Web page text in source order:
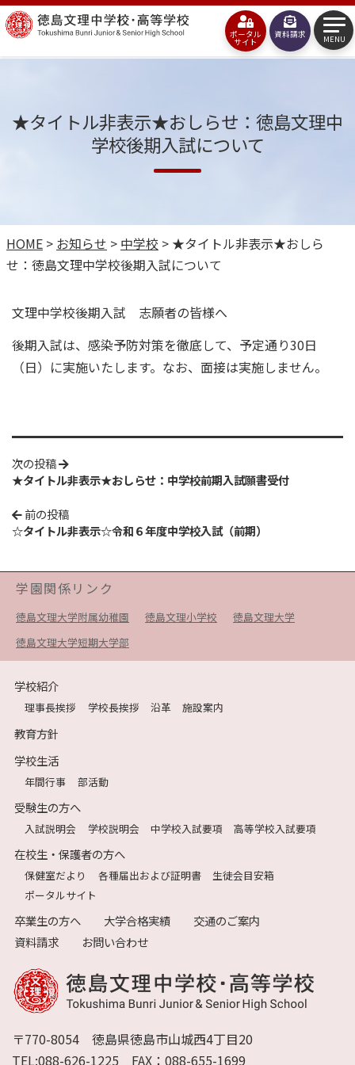
コ
ン
テ
ツ
ッ
プ
徳
島
中
等
学
ポータル
サイト
資料請求 MENU
★タイトル非表示★おしらせ：徳島文理中
学校後期入試について
HOME > お知らせ > 中学校 > ★タイトル非表示★おしら
せ：徳島文理中学校後期入試について
文理中学校後期入試 志願者の皆様へ
後期入試は、感染予防対策を徹底して、予定通り30日
（日）に実施いたします。なお、面接は実施しません。
前の投稿
☆タイトル非表示☆令和６年度中学校入試（前期）
次の投稿
★タイトル非表示★おしらせ：中学校前期入試願書受付
学園関係リンク
徳島文理大学附属幼稚園 徳島文理小学校
徳島文理大学
徳島文理大学短期大学部
学校紹介
理事長挨拶 学校長挨拶 沿革 施設案内
教育方針
学校生活
年間行事 部活動
受験生の方へ
入試説明会 学校説明会 中学校入試要項 高等学校入試要項
在校生・保護者の方へ
保健室だより 各種届出および証明書
生徒会目安箱
ポータルサイト
卒業生の方へ 大学合格実績
交通のご案内
資料請求
お問い合わせ
〒770-8054 徳島県徳島市山城西4丁目20
TEL:088-626-1225 FAX：088-655-1699